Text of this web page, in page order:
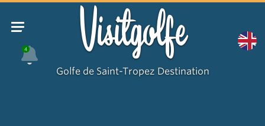
4 Visitgolfe
Golfe de Saint-Tropez Destination